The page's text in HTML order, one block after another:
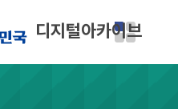
디지털아카이브